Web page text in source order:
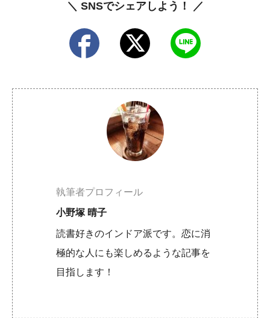
＼ SNSでシェアしよう！ ／
執筆者プロフィール
小野塚 晴子
読書好きのインドア派です。恋に消
極的な人にも楽しめるような記事を
目指します！